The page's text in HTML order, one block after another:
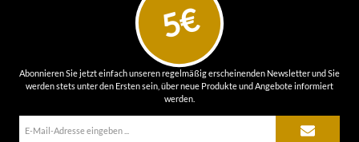
5€
Abonnieren Sie jetzt einfach unseren regelmäßig erscheinenden Newsletter und Sie
werden stets unter den Ersten sein, über neue Produkte und Angebote informiert
werden.